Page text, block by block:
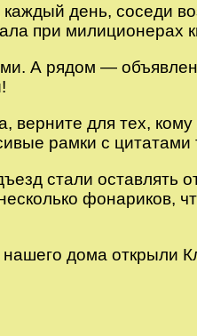
день, соседи
при милиционерах
А рядом —
верните для тех,
рамки с цитатами
стали оставлять
фонариков,
дома открыли